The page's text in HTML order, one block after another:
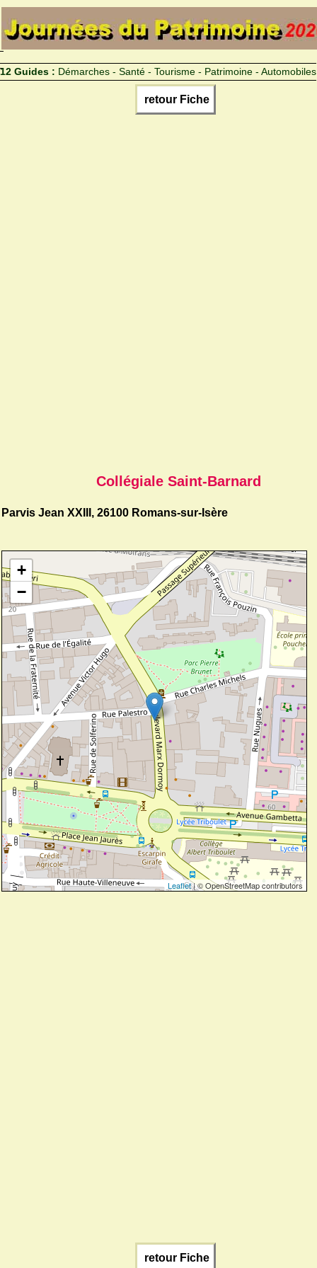
12 Guides : Démarches - Santé - Tourisme - Patrimoine - Automobiles
retour Fiche
Collégiale Saint-Barnard
Parvis Jean XXIII, 26100 Romans-sur-Isère
+
−
Leaflet| © OpenStreetMap contributors
retour Fiche